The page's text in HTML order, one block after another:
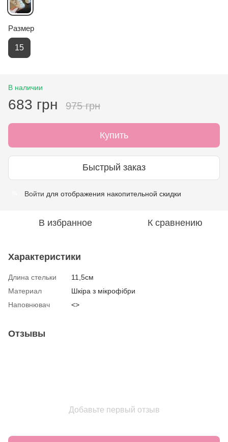
Размер
15
В наличии
683 грн 975 грн
Купить
Быстрый заказ
Войти для отображения накопительной скидки
В избранное К сравнению
Характеристики
Длина стельки
11,5см
Материал
Шкіра з мікрофібри
Наповнювач
<>
Отзывы
Добавьте первый отзыв